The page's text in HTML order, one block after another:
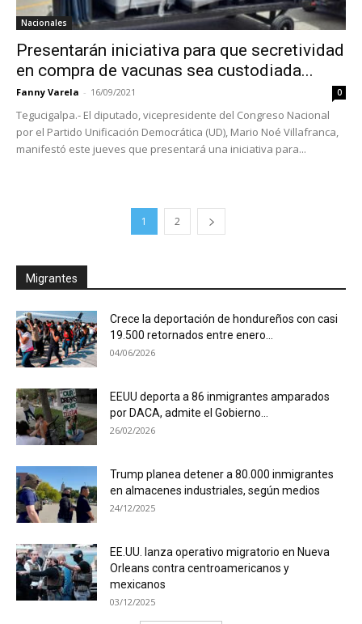
Nacionales
Presentarán iniciativa para que secretividad
en compra de vacunas sea custodiada...
Fanny Varela - 16/09/2021 0
Tegucigalpa.- El diputado, vicepresidente del Congreso Nacional
por el Partido Unificación Democrática (UD), Mario Noé Villafranca,
manifestó este jueves que presentará una iniciativa para...
1 2
Migrantes
Crece la deportación de hondureños con casi
19.500 retornados entre enero...
04/06/2026
EEUU deporta a 86 inmigrantes amparados
por DACA, admite el Gobierno...
26/02/2026
Trump planea detener a 80.000 inmigrantes
en almacenes industriales, según medios
24/12/2025
EE.UU. lanza operativo migratorio en Nueva
Orleans contra centroamericanos y
mexicanos
03/12/2025